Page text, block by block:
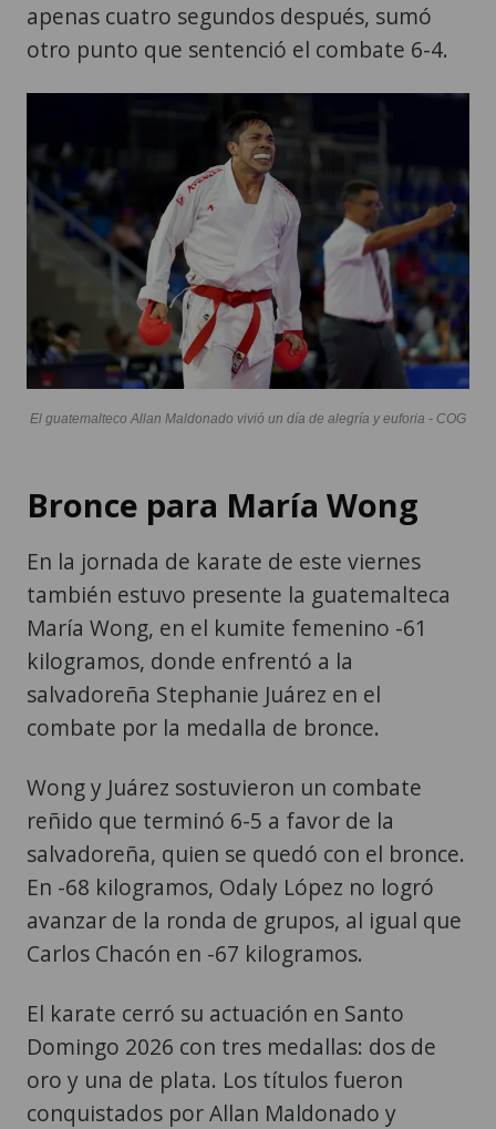
apenas cuatro segundos después, sumó
otro punto que sentenció el combate 6-4.
El guatemalteco Allan Maldonado vivió un día de alegría y euforia - COG
Bronce para María Wong
En la jornada de karate de este viernes
también estuvo presente la guatemalteca
María Wong, en el kumite femenino -61
kilogramos, donde enfrentó a la
salvadoreña Stephanie Juárez en el
combate por la medalla de bronce.
Wong y Juárez sostuvieron un combate
reñido que terminó 6-5 a favor de la
salvadoreña, quien se quedó con el bronce.
En -68 kilogramos, Odaly López no logró
avanzar de la ronda de grupos, al igual que
Carlos Chacón en -67 kilogramos.
El karate cerró su actuación en Santo
Domingo 2026 con tres medallas: dos de
oro y una de plata. Los títulos fueron
conquistados por Allan Maldonado y